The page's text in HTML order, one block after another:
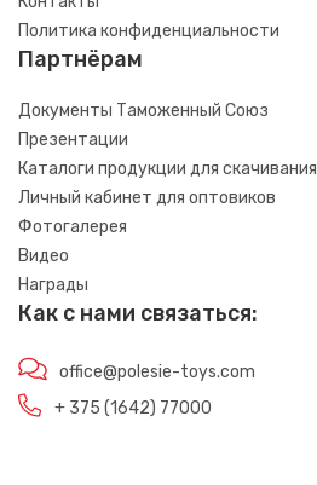
Политика конфиденциальности
Партнёрам
Документы Таможенный Союз
Презентации
Каталоги продукции для скачивания
Личный кабинет для оптовиков
Фотогалерея
Видео
Награды
Как с нами связаться:
office@polesie-toys.com
+ 375 (1642) 77000